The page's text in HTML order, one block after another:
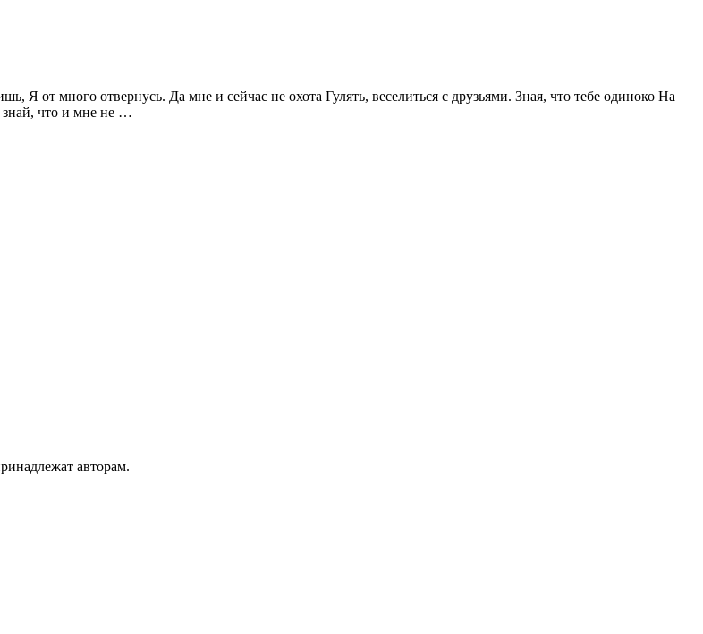
от много отвернусь. Да мне и сейчас не охота Гулять, веселиться с друзьями. Зная, что тебе одиноко На
знай, что и мне не …
авторам.